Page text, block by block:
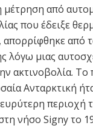
από
που έδειξε
από
λόγω μιας
ακτινοβολία.
Ανταρκτική
περιοχή
νήσο Signy το